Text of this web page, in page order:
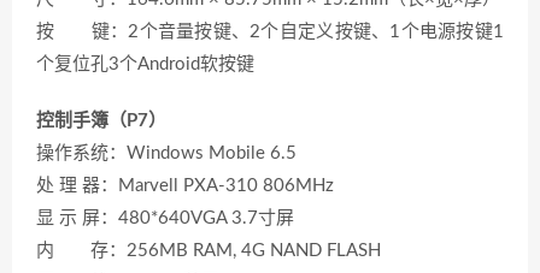
按 键：2个音量按键、2个自定义按键、1个电源按键1
个复位孔3个Android软按键
控制手簿（P7）
操作系统：Windows Mobile 6.5
处 理 器：Marvell PXA-310 806MHz
显 示 屏：480*640VGA 3.7寸屏
内 存：256MB RAM, 4G NAND FLASH